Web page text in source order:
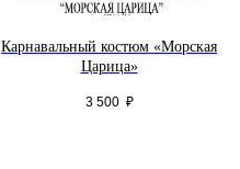
Карнавальный костюм «Морская
Царица»
3 500 ₽